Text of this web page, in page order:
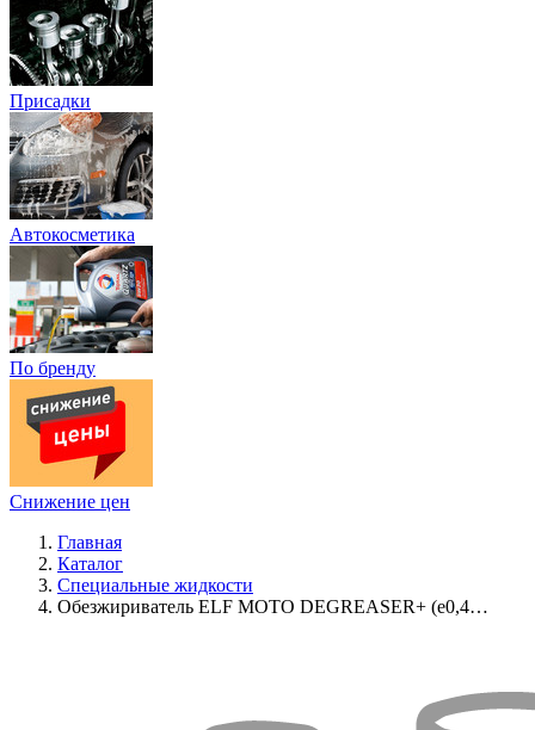
Присадки
Автокосметика
По бренду
Снижение цен
Главная
Каталог
Специальные жидкости
Обезжириватель ELF MOTO DEGREASER+ (e0,4…